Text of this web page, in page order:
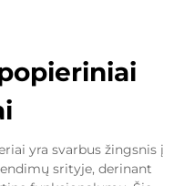
yra svarbus žingsnis į
srityje, derinant